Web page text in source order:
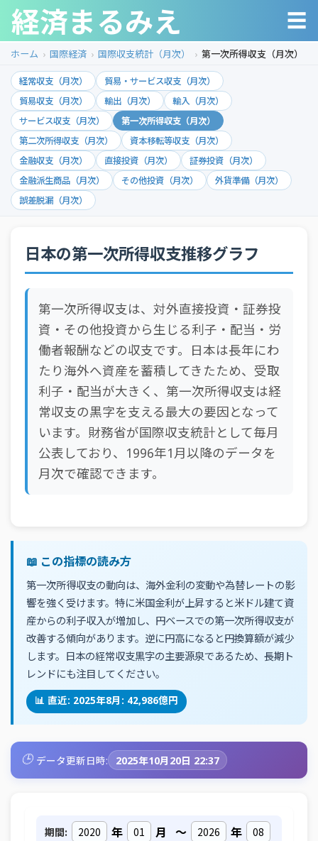
経済まるみえ ☰
ホーム 国際経済 国際収支統計（月次） 第一次所得収支（月次）
経常収支（月次）
貿易・サービス収支（月次）
貿易収支（月次）
輸出（月次）
輸入（月次）
サービス収支（月次）
第一次所得収支（月次）
第二次所得収支（月次）
資本移転等収支（月次）
金融収支（月次）
直接投資（月次）
証券投資（月次）
金融派生商品（月次）
その他投資（月次）
外貨準備（月次）
誤差脱漏（月次）
日本の第一次所得収支推移グラフ
第一次所得収支は、対外直接投資・証券投
資・その他投資から生じる利子・配当・労
働者報酬などの収支です。日本は長年にわ
たり海外へ資産を蓄積してきたため、受取
利子・配当が大きく、第一次所得収支は経
常収支の黒字を支える最大の要因となって
います。財務省が国際収支統計として毎月
公表しており、1996年1月以降のデータを
月次で確認できます。
📖 この指標の読み方
第一次所得収支の動向は、海外金利の変動や為替レートの影
響を強く受けます。特に米国金利が上昇すると米ドル建て資
産からの利子収入が増加し、円ベースでの第一次所得収支が
改善する傾向があります。逆に円高になると円換算額が減少
します。日本の経常収支黒字の主要源泉であるため、長期ト
レンドにも注目してください。
📊 直近: 2025年8月: 42,986億円
🕒 データ更新日時: 2025年10月20日 22:37
期間: 年 月 ～
年